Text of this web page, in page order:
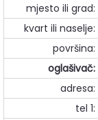
mjesto ili grad:
kvart ili naselje:
površina:
oglašivač:
adresa:
tel 1: